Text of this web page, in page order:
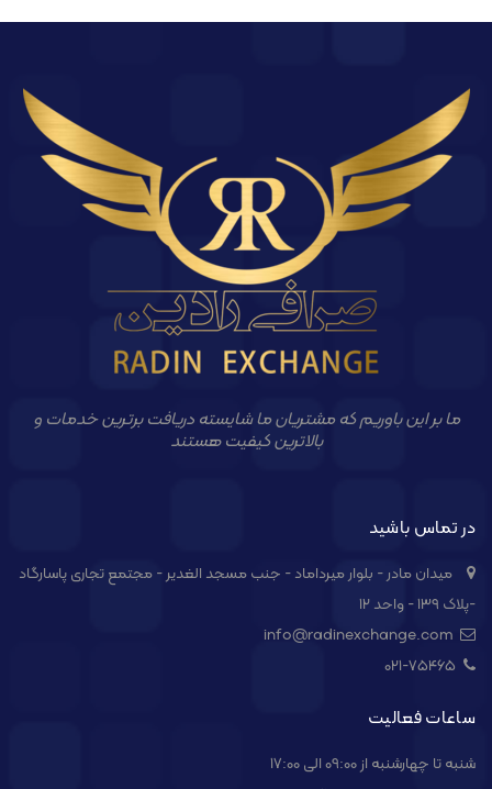
ما بر این باوریم که مشتریان ما شایسته دریافت برترین خدمات و
بالاترین کیفیت هستند
در تماس باشید
میدان مادر - بلوار میرداماد - جنب مسجد الغدیر - مجتمع تجاری پاسارگاد
-پلاک ۱۳۹ - واحد ۱۲
021-۷۵۴۶۵
ساعات فعالیت
شنبه تا چهارشنبه از 09:00 الی 17:00